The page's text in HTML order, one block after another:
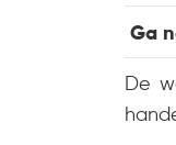
Ga
De